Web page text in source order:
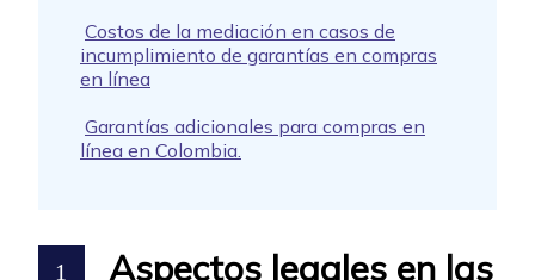
Costos de la mediación en casos de
incumplimiento de garantías en compras
en línea
Garantías adicionales para compras en
línea en Colombia.
1
Aspectos legales en las